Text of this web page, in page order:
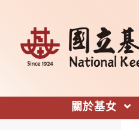
關於基女